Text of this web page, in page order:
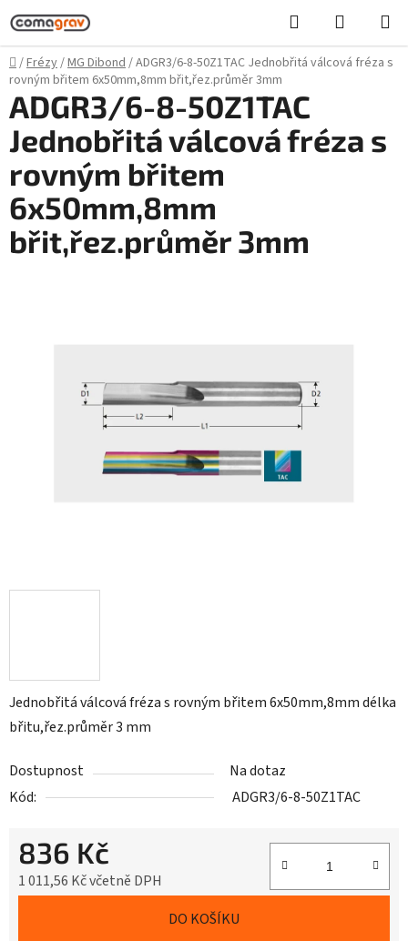
Přejít
na
obsah
Hledat
KOŠÍK
Domů
/Frézy/MG Dibond/ADGR3/6-8-50Z1TAC Jednobřitá válcová fréza s
rovným břitem 6x50mm,8mm břit,řez.průměr 3mm
Jednobřitá válcová fréza s rovným břitem 6x50mm,8mm délka
břitu,řez.průměr 3 mm
Dostupnost
Na dotaz
Kód:
ADGR3/6-8-50Z1TAC
836 Kč
1 011,56 Kč včetně DPH
DO KOŠÍKU
ADGR3/6-8-50Z1TAC
Jednobřitá válcová fréza s
rovným břitem
6x50mm,8mm
břit,řez.průměr 3mm